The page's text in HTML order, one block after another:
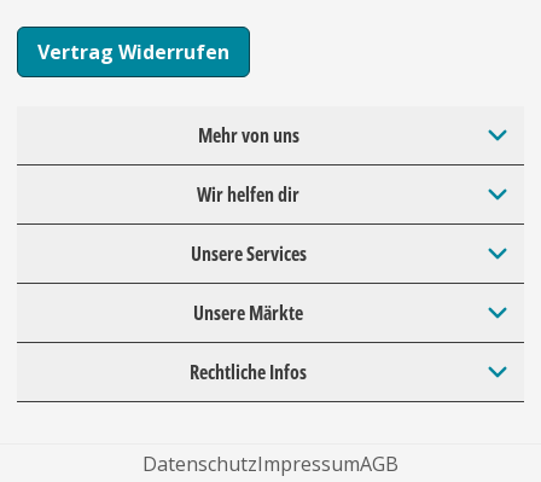
Vertrag Widerrufen
Mehr von uns
Wir helfen dir
Unsere Services
Unsere Märkte
Rechtliche Infos
DatenschutzImpressumAGB